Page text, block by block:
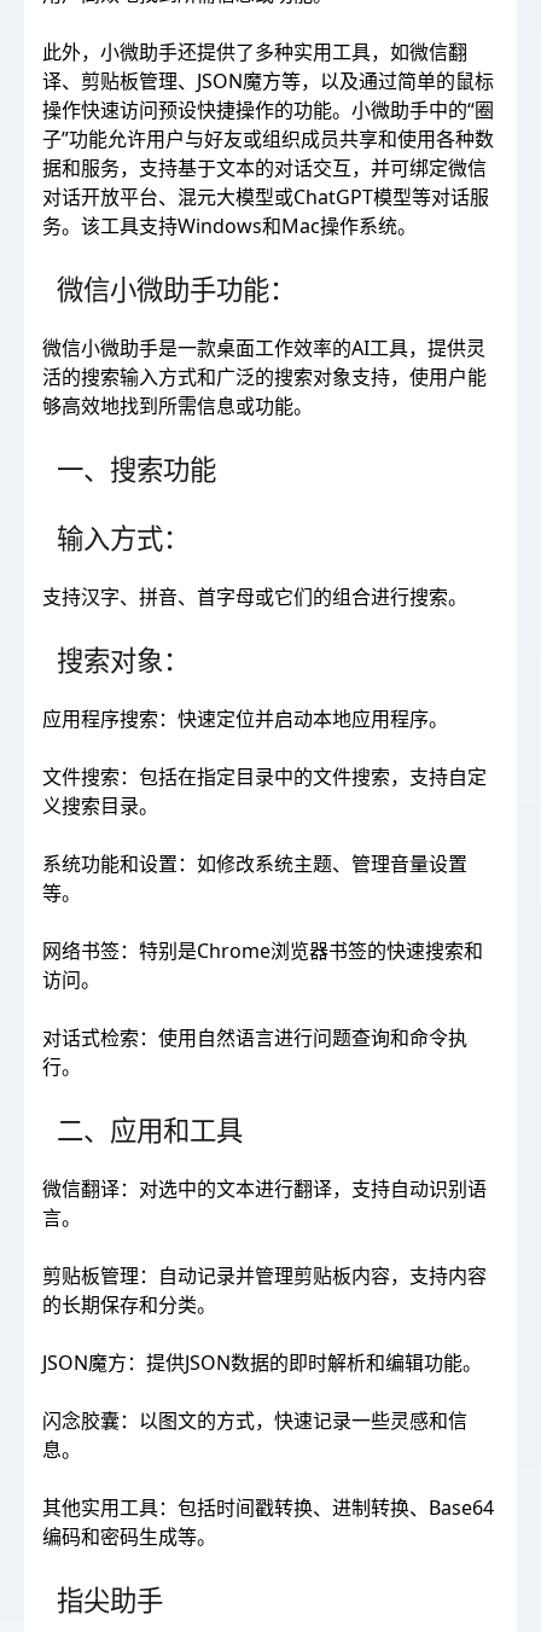
此外，小微助手还提供了多种实用工具，如微信翻
译、剪贴板管理、JSON魔方等，以及通过简单的鼠标
操作快速访问预设快捷操作的功能。小微助手中的“圈
子”功能允许用户与好友或组织成员共享和使用各种数
据和服务，支持基于文本的对话交互，并可绑定微信
对话开放平台、混元大模型或ChatGPT模型等对话服
务。该工具支持Windows和Mac操作系统。
微信小微助手功能：
微信小微助手是一款桌面工作效率的AI工具，提供灵
活的搜索输入方式和广泛的搜索对象支持，使用户能
够高效地找到所需信息或功能。
一、搜索功能
输入方式：
支持汉字、拼音、首字母或它们的组合进行搜索。
搜索对象：
应用程序搜索：快速定位并启动本地应用程序。
文件搜索：包括在指定目录中的文件搜索，支持自定
义搜索目录。
系统功能和设置：如修改系统主题、管理音量设置
等。
网络书签：特别是Chrome浏览器书签的快速搜索和
访问。
对话式检索：使用自然语言进行问题查询和命令执
行。
二、应用和工具
微信翻译：对选中的文本进行翻译，支持自动识别语
言。
剪贴板管理：自动记录并管理剪贴板内容，支持内容
的长期保存和分类。
JSON魔方：提供JSON数据的即时解析和编辑功能。
闪念胶囊：以图文的方式，快速记录一些灵感和信
息。
其他实用工具：包括时间戳转换、进制转换、Base64
编码和密码生成等。
指尖助手